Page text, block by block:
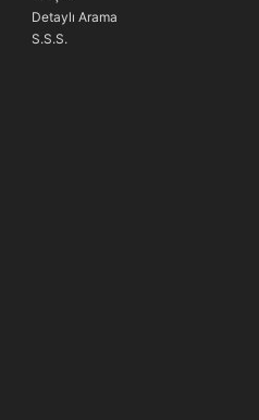
Detaylı Arama
S.S.S.